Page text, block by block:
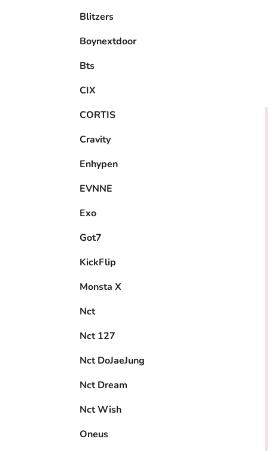
Blitzers
Boynextdoor
Bts
CIX
CORTIS
Cravity
Enhypen
EVNNE
Exo
Got7
KickFlip
Monsta X
Nct
Nct 127
Nct DoJaeJung
Nct Dream
Nct Wish
Oneus